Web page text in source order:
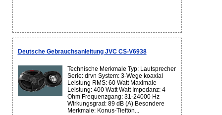
Deutsche Gebrauchsanleitung JVC CS-V6938
Technische Merkmale Typ: Lautsprecher
Serie: drvn System: 3-Wege koaxial
Leistung RMS: 60 Watt Maximale
Leistung: 400 Watt Watt Impedanz: 4
Ohm Frequenzgang: 31-24000 Hz
Wirkungsgrad: 89 dB (A) Besondere
Merkmale: Konus-Tieftön...